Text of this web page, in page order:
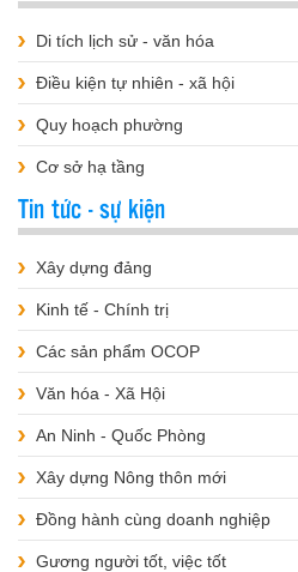
Di tích lịch sử - văn hóa
Điều kiện tự nhiên - xã hội
Quy hoạch phường
Cơ sở hạ tầng
Tin tức - sự kiện
Xây dựng đảng
Kinh tế - Chính trị
Các sản phẩm OCOP
Văn hóa - Xã Hội
An Ninh - Quốc Phòng
Xây dựng Nông thôn mới
Đồng hành cùng doanh nghiệp
Gương người tốt, việc tốt